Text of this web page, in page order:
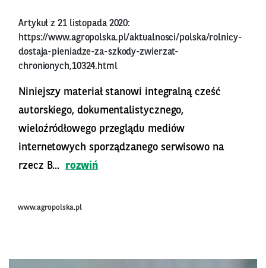
Artykuł z 21 listopada 2020:
https://www.agropolska.pl/aktualnosci/polska/rolnicy-
dostaja-pieniadze-za-szkody-zwierzat-
chronionych,10324.html
Niniejszy materiał stanowi integralną cześć
autorskiego, dokumentalistycznego,
wieloźródłowego przeglądu mediów
internetowych sporządzanego serwisowo na
rzecz B...
rozwiń
www.agropolska.pl